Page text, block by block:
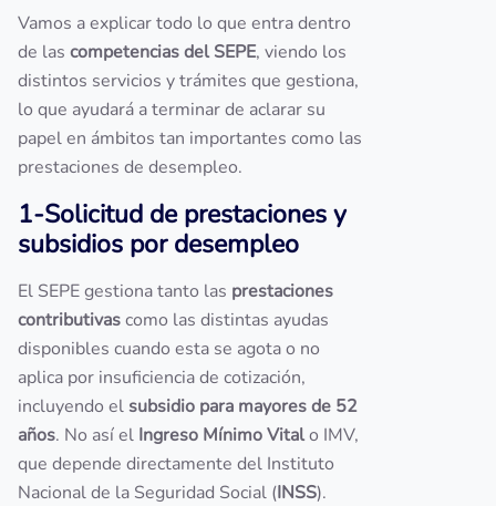
Vamos a explicar todo lo que entra dentro
de las competencias del SEPE, viendo los
distintos servicios y trámites que gestiona,
lo que ayudará a terminar de aclarar su
papel en ámbitos tan importantes como las
prestaciones de desempleo.
1-Solicitud de prestaciones y
subsidios por desempleo
El SEPE gestiona tanto las prestaciones
contributivascomo las distintas ayudas
disponibles cuando esta se agota o no
aplica por insuficiencia de cotización,
incluyendo elsubsidio para mayores de 52
años. No así el Ingreso Mínimo Vitalo IMV,
que depende directamente del Instituto
Nacional de la Seguridad Social (INSS).